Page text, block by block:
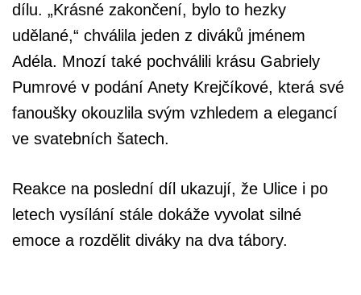
dílu. „Krásné zakončení, bylo to hezky
udělané,“ chválila jeden z diváků jménem
Adéla. Mnozí také pochválili krásu Gabriely
Pumrové v podání Anety Krejčíkové, která své
fanoušky okouzlila svým vzhledem a elegancí
ve svatebních šatech.
Reakce na poslední díl ukazují, že Ulice i po
letech vysílání stále dokáže vyvolat silné
emoce a rozdělit diváky na dva tábory.